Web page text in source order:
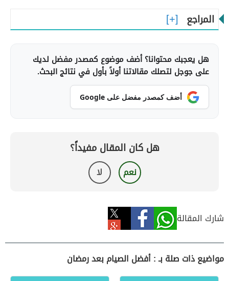
المراجع
هل يعجبك محتوانا؟ أضف موضوع كمصدر مفضل لديك
على جوجل لتصلك مقالاتنا أولاً بأول في نتائج البحث.
أضف كمصدر مفضل على Google
هل كان المقال مفيداً؟
نعم لا
شارك المقالة
مواضيع ذات صلة بـ : أفضل الصيام بعد رمضان